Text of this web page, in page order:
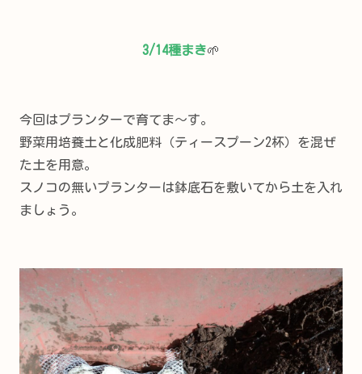
3/14種まき🌱
今回はプランターで育てま～す。
野菜用培養土と化成肥料（ティースプーン2杯）を混ぜ
た土を用意。
スノコの無いプランターは鉢底石を敷いてから土を入れ
ましょう。